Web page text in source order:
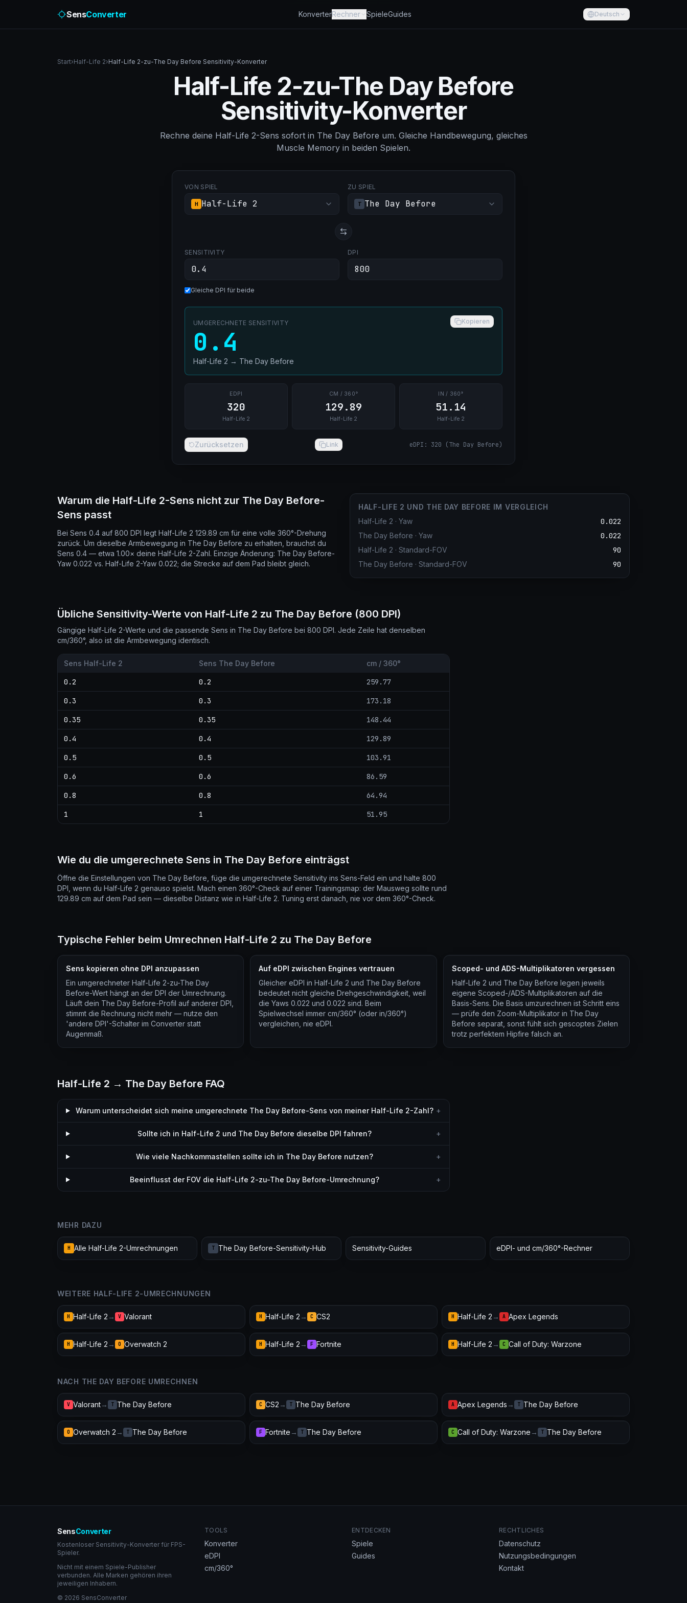
SensConverter KonverterRechner SpieleGuides Deutsch
Start›Half-Life 2›Half-Life 2-zu-The Day Before Sensitivity-Konverter
Half-Life 2-zu-The Day Before
Sensitivity-Konverter
Rechne deine Half-Life 2-Sens sofort in The Day Before um. Gleiche Handbewegung, gleiches
Muscle Memory in beiden Spielen.
VON SPIEL
H Half-Life 2
ZU SPIEL
T The Day Before
SENSITIVITY DPI
Gleiche DPI für beide
UMGERECHNETE SENSITIVITY Kopieren
0.4
Half-Life 2 → The Day Before
EDPI
320
Half-Life 2
CM / 360°
129.89
Half-Life 2
IN / 360°
51.14
Half-Life 2
Zurücksetzen Link eDPI : 320 (The Day Before)
Warum die Half-Life 2-Sens nicht zur The Day Before-
Sens passt
Bei Sens 0.4 auf 800 DPI legt Half-Life 2 129.89 cm für eine volle 360°-Drehung
zurück. Um dieselbe Armbewegung in The Day Before zu erhalten, brauchst du
Sens 0.4 — etwa 1.00× deine Half-Life 2-Zahl. Einzige Änderung: The Day Before-
Yaw 0.022 vs. Half-Life 2-Yaw 0.022; die Strecke auf dem Pad bleibt gleich.
HALF-LIFE 2 UND THE DAY BEFORE IM VERGLEICH
Half-Life 2 · Yaw 0.022
The Day Before · Yaw 0.022
Half-Life 2 · Standard-FOV 90
The Day Before · Standard-FOV 90
Übliche Sensitivity-Werte von Half-Life 2 zu The Day Before (800 DPI)
Gängige Half-Life 2-Werte und die passende Sens in The Day Before bei 800 DPI. Jede Zeile hat denselben
cm/360°, also ist die Armbewegung identisch.
Sens Half-Life 2 Sens The Day Before cm / 360°
0.2 0.2 259.77
0.3 0.3 173.18
0.35 0.35 148.44
0.4 0.4 129.89
0.5 0.5 103.91
0.6 0.6 86.59
0.8 0.8 64.94
1 1 51.95
Wie du die umgerechnete Sens in The Day Before einträgst
Öffne die Einstellungen von The Day Before, füge die umgerechnete Sensitivity ins Sens-Feld ein und halte 800
DPI, wenn du Half-Life 2 genauso spielst. Mach einen 360°-Check auf einer Trainingsmap: der Mausweg sollte rund
129.89 cm auf dem Pad sein — dieselbe Distanz wie in Half-Life 2. Tuning erst danach, nie vor dem 360°-Check.
Typische Fehler beim Umrechnen Half-Life 2 zu The Day Before
Sens kopieren ohne DPI anzupassen
Ein umgerechneter Half-Life 2-zu-The Day
Before-Wert hängt an der DPI der Umrechnung.
Läuft dein The Day Before-Profil auf anderer DPI,
stimmt die Rechnung nicht mehr — nutze den
'andere DPI'-Schalter im Converter statt
Augenmaß.
Auf eDPI zwischen Engines vertrauen
Gleicher eDPI in Half-Life 2 und The Day Before
bedeutet nicht gleiche Drehgeschwindigkeit, weil
die Yaws 0.022 und 0.022 sind. Beim
Spielwechsel immer cm/360° (oder in/360°)
vergleichen, nie eDPI.
Scoped- und ADS-Multiplikatoren vergessen
Half-Life 2 und The Day Before legen jeweils
eigene Scoped-/ADS-Multiplikatoren auf die
Basis-Sens. Die Basis umzurechnen ist Schritt eins
— prüfe den Zoom-Multiplikator in The Day
Before separat, sonst fühlt sich gescoptes Zielen
trotz perfektem Hipfire falsch an.
Half-Life 2 → The Day Before FAQ
Warum unterscheidet sich meine umgerechnete The Day Before-Sens von meiner Half-Life 2-Zahl? +
Sollte ich in Half-Life 2 und The Day Before dieselbe DPI fahren? +
Wie viele Nachkommastellen sollte ich in The Day Before nutzen? +
Beeinflusst der FOV die Half-Life 2-zu-The Day Before-Umrechnung? +
MEHR DAZU
H Alle Half-Life 2-Umrechnungen T The Day Before-Sensitivity-Hub Sensitivity-Guides eDPI- und cm/360°-Rechner
WEITERE HALF-LIFE 2-UMRECHNUNGEN
H Half-Life 2 → V Valorant H Half-Life 2 → C CS2 H Half-Life 2 → A Apex Legends
H Half-Life 2 → O Overwatch 2 H Half-Life 2 → F Fortnite H Half-Life 2 → C Call of Duty: Warzone
NACH THE DAY BEFORE UMRECHNEN
V Valorant→ T The Day Before C CS2 → T The Day Before A Apex Legends → T The Day Before
O Overwatch 2 → T The Day Before F Fortnite → T The Day Before C Call of Duty: Warzone → T The Day Before
SensConverter
Kostenloser Sensitivity-Konverter für FPS-
Spieler.
Nicht mit einem Spiele-Publisher
verbunden. Alle Marken gehören ihren
jeweiligen Inhabern.
© 2026 SensConverter
TOOLS
Konverter
eDPI
cm/360°
ENTDECKEN
Spiele
Guides
RECHTLICHES
Datenschutz
Nutzungsbedingungen
Kontakt